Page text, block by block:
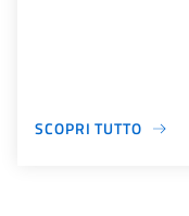
SCOPRI TUTTO